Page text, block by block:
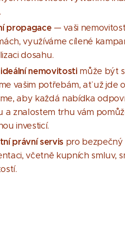
propagace — vaši
využíváme cílené
dosahu.
nemovitostimůže být
vašim potřebám, ať už jde
aby každá nabídka
a znalostem trhu vám
investicí.
právní servis pro bezpečný
včetně kupních smluv,